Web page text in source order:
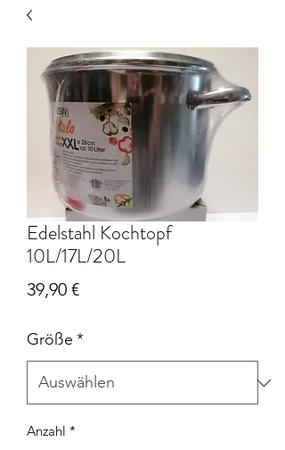
Edelstahl Kochtopf
10L/17L/20L
39,90 €Preis
Größe *
Anzahl *